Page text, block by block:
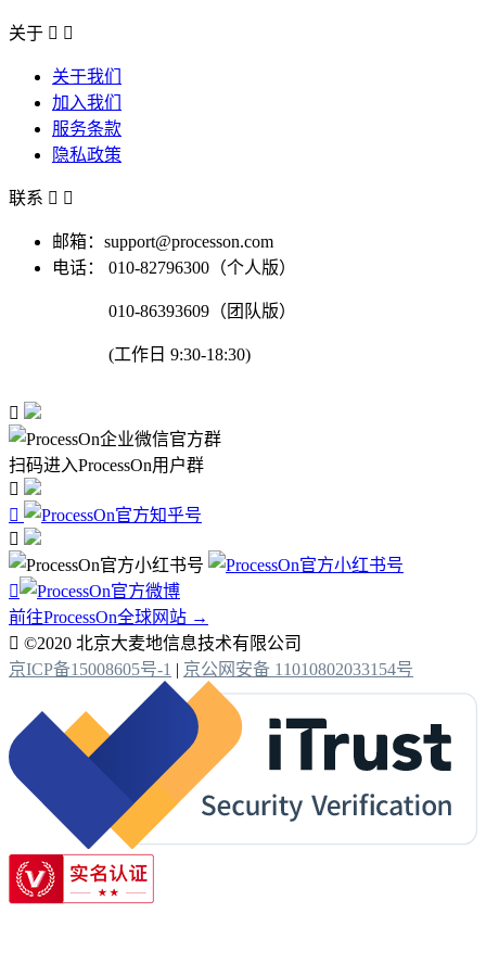
关于  
关于我们
加入我们
服务条款
隐私政策
联系  
邮箱：support@processon.com
电话：
010-82796300（个人版）
010-86393609（团队版）
(工作日 9:30-18:30)

扫码进入ProcessOn用户群




前往ProcessOn全球网站 →
 ©2020 北京大麦地信息技术有限公司
京ICP备15008605号-1 | 京公网安备 11010802033154号